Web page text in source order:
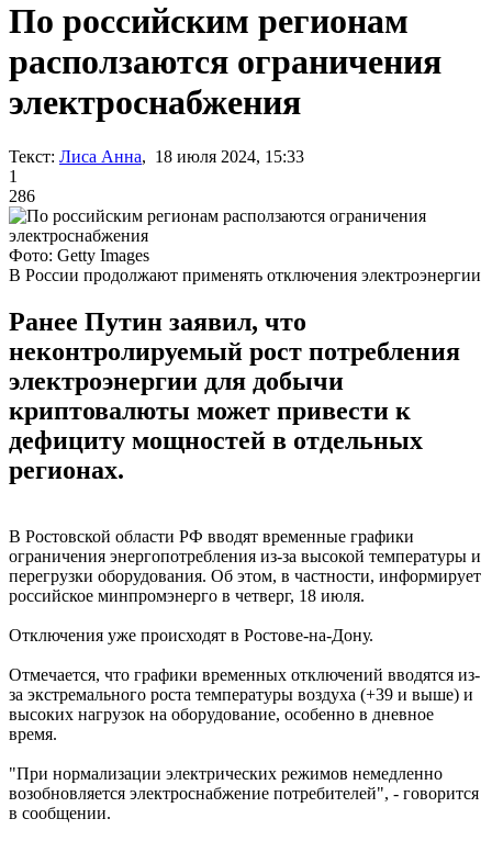
По российским регионам
расползаются ограничения
электроснабжения
Текст: Лиса Анна, 18 июля 2024, 15:33
1
286
Фото: Getty Images
В России продолжают применять отключения электроэнергии
Ранее Путин заявил, что
неконтролируемый рост потребления
электроэнергии для добычи
криптовалюты может привести к
дефициту мощностей в отдельных
регионах.
В Ростовской области РФ вводят временные графики
ограничения энергопотребления из-за высокой температуры и
перегрузки оборудования. Об этом, в частности, информирует
российское минпромэнерго в четверг, 18 июля.
Отключения уже происходят в Ростове-на-Дону.
Отмечается, что графики временных отключений вводятся из-
за экстремального роста температуры воздуха (+39 и выше) и
высоких нагрузок на оборудование, особенно в дневное
время.
"При нормализации электрических режимов немедленно
возобновляется электроснабжение потребителей", - говорится
в сообщении.